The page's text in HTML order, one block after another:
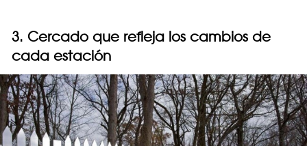
3. Cercado que refleja los cambios de
cada estación